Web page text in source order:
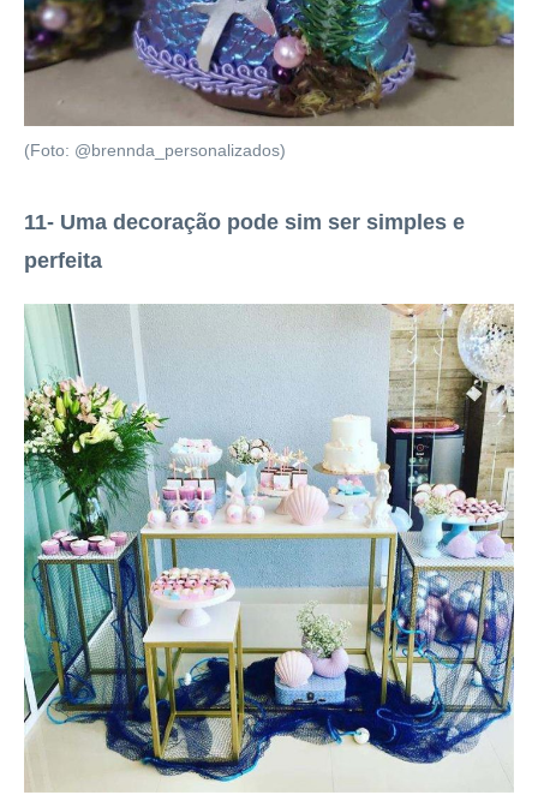
(Foto: @brennda_personalizados)
11- Uma decoração pode sim ser simples e
perfeita